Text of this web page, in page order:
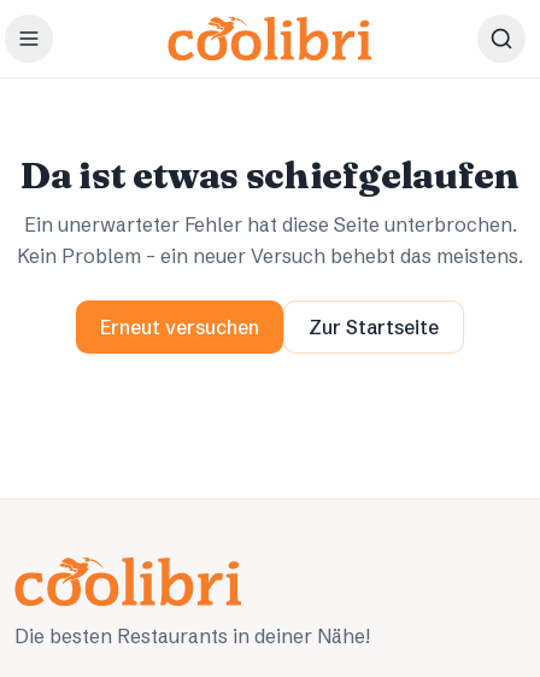
Zum Hauptinhalt springen
Da ist etwas schiefgelaufen
Ein unerwarteter Fehler hat diese Seite unterbrochen.
Kein Problem – ein neuer Versuch behebt das meistens.
Erneut versuchen Zur Startseite
Die besten Restaurants in deiner Nähe!